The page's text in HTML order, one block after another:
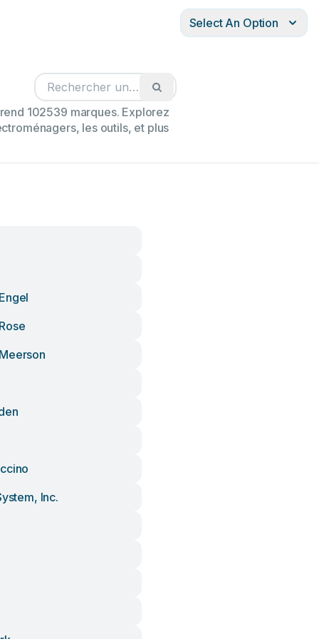
Select An Option
102539 marques. Explorez
les outils, et plus
Inc.